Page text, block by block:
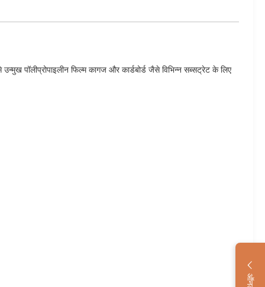
पॉलीप्रोपाइलीन फिल्म कागज और कार्डबोर्ड जैसे विभिन्न सब्सट्रेट के लिए